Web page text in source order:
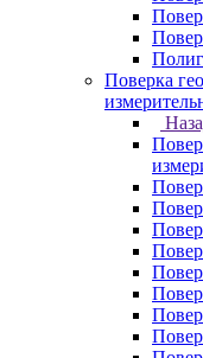
Поверка